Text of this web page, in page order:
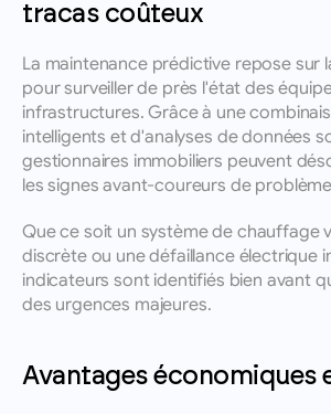
tracas coûteux
La maintenance prédictive repose sur
pour surveiller de près l'état des
infrastructures. Grâce à une
intelligents et d'analyses de données
gestionnaires immobiliers peuvent
les signes avant-coureurs de
Que ce soit un système de chauffage
discrète ou une défaillance électrique
indicateurs sont identifiés bien avant
des urgences majeures.
Avantages économiques